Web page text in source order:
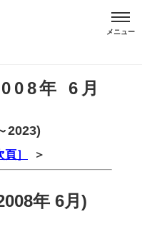
年 6月
2023)
頁］ ＞
年 6月)